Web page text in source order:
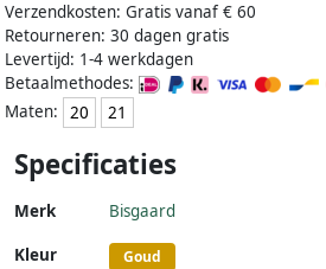
Verzendkosten: Gratis vanaf € 60
Retourneren: 30 dagen gratis
Levertijd: 1-4 werkdagen
Betaalmethodes:
Maten:
20 21
Specificaties
Merk Bisgaard
Kleur Goud